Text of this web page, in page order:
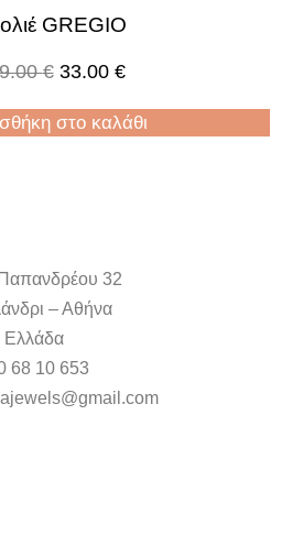
GREGIO
€ 33.00 €
στο καλάθι
32
– Αθήνα
68 10 653